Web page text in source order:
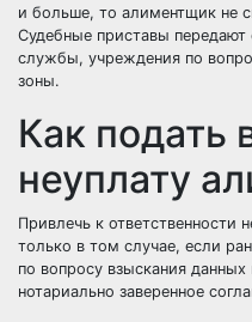
и больше, то алиментщик не
Судебные приставы
службы, учреждения по
зоны.
Как подать
неуплату
Привлечь к ответственности
только в том случае, если
по вопросу взыскания
нотариально заверенное